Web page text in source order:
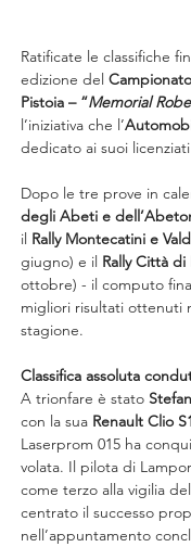
Ratificate le classifiche
edizione del
Pistoia – “Memorial
l’iniziativa che l’
dedicato ai suoi
Dopo le tre prove in
degli Abeti e
il Rally Montecatini e
giugno) e il Rally Città di
ottobre) - il computo
migliori risultati ottenuti
stagione.
Classifica assoluta
A trionfare è stato
con la sua Renault Clio
Laserprom 015 ha
volata. Il pilota di
come terzo alla vigilia
centrato il successo
nell’appuntamento